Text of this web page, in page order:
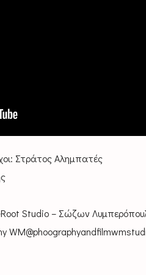
Στράτος Αλημπατές
Studio – Σώζων